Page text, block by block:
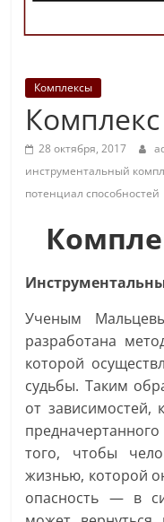
Комплексы
Комплекс
28 октября, 2017
инструментальный
потенциал способностей
Ученым
разработана
которой
судьбы. Таким
от зависимостей,
предначертанного
того, чтобы
жизнью, которой
опасность — в